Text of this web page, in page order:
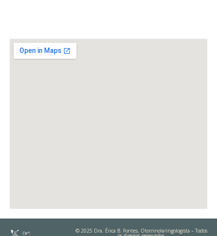
© 2025 Dra. Érica B. Fontes, Otorrinolaringologista – Todos